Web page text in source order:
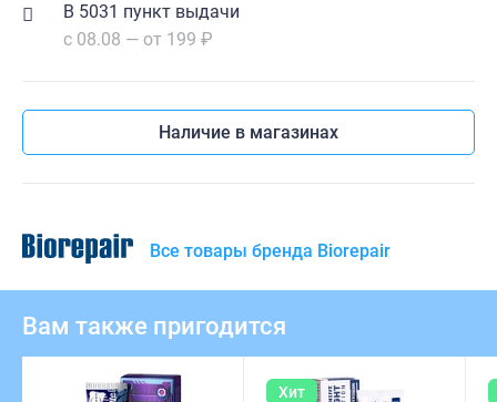
В 5031 пункт выдачи
с 08.08 — от 199 ₽
Наличие в магазинах
Все товары бренда Biorepair
Вам также пригодится
Хит